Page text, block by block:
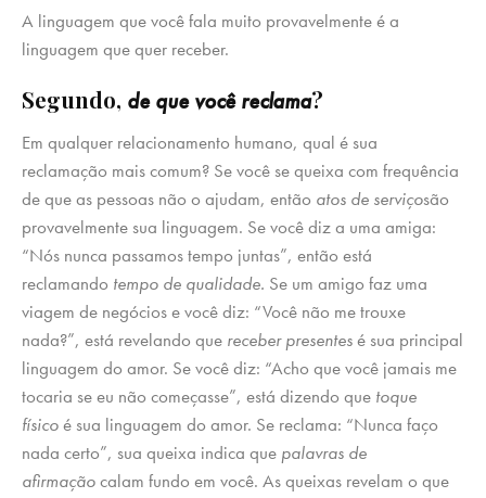
A linguagem que você fala muito provavelmente é a
linguagem que quer receber.
Segundo, de que você reclama?
Em qualquer relacionamento humano, qual é sua
reclamação mais comum? Se você se queixa com frequência
de que as pessoas não o ajudam, então atos de serviçosão
provavelmente sua linguagem. Se você diz a uma amiga:
“Nós nunca passamos tempo juntas”, então está
reclamando tempo de qualidade. Se um amigo faz uma
viagem de negócios e você diz: “Você não me trouxe
nada?”, está revelando que receber presentesé sua principal
linguagem do amor. Se você diz: “Acho que você jamais me
tocaria se eu não começasse”, está dizendo que toque
físicoé sua linguagem do amor. Se reclama: “Nunca faço
nada certo”, sua queixa indica que palavras de
afirmaçãocalam fundo em você. As queixas revelam o que